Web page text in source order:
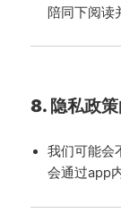
陪同下阅读
8. 隐私政
我们可能会
会通过app